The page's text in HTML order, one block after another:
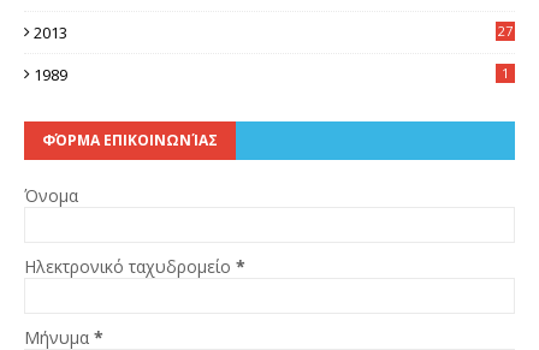
2013
27
1989 1
ΦΌΡΜΑ ΕΠΙΚΟΙΝΩΝΊΑΣ
Όνομα
Ηλεκτρονικό ταχυδρομείο *
Μήνυμα *